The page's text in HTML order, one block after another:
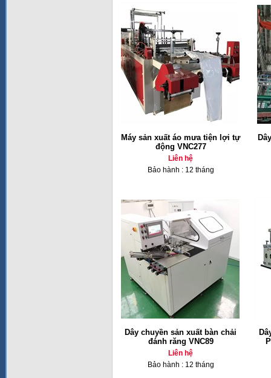
Máy sản xuất áo mưa tiện lợi tự
động VNC277
Liên hệ
Bảo hành : 12 tháng
Dây chuyền sản xuất bàn chải
đánh răng VNC89
Liên hệ
Bảo hành : 12 tháng